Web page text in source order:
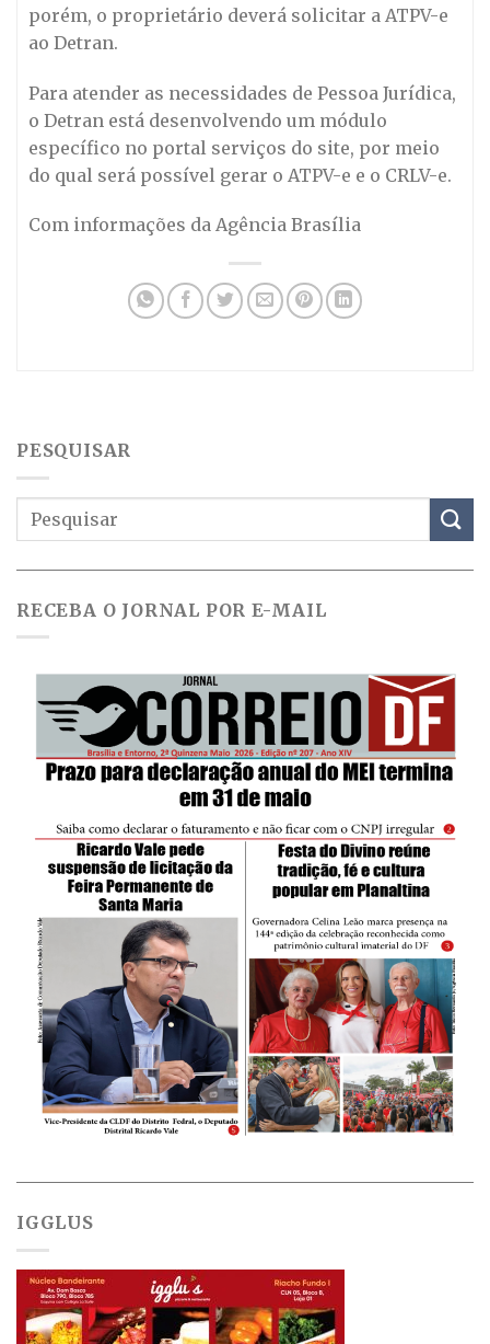
porém, o proprietário deverá solicitar a ATPV-e
ao Detran.
Para atender as necessidades de Pessoa Jurídica,
o Detran está desenvolvendo um módulo
específico no portal serviços do site, por meio
do qual será possível gerar o ATPV-e e o CRLV-e.
Com informações da Agência Brasília
PESQUISAR
RECEBA O JORNAL POR E-MAIL
IGGLUS